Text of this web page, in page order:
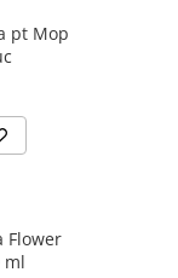
pt Mop
Flower
ml